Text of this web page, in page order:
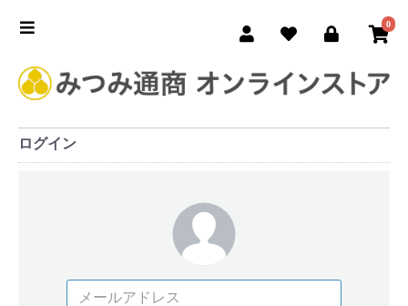
0
ログイン